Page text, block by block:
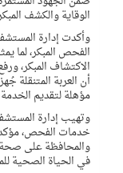
الوقاية والكشف
وأكدت إدارة
الفحص المبكر، لما
الاكتشاف المبكر،
أن العربة المتنقلة
مؤهلة لتقديم
وتهيب إدارة
خدمات الفحص،
والمحافظة على صحة
في الحياة الصحية